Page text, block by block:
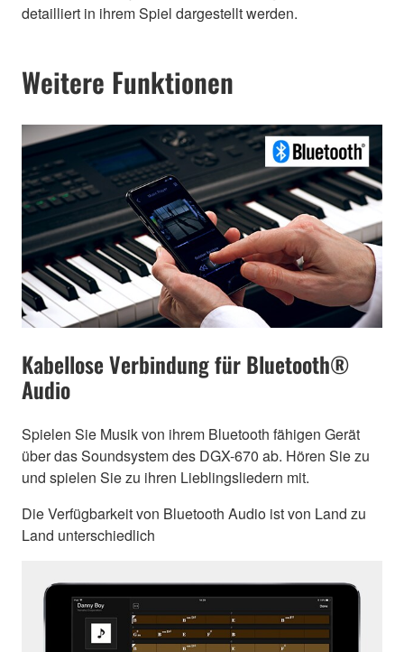
detailliert in ihrem Spiel dargestellt werden.
Weitere Funktionen
Kabellose Verbindung für Bluetooth®
Audio
Spielen Sie Musik von ihrem Bluetooth fähigen Gerät
über das Soundsystem des DGX-670 ab. Hören Sie zu
und spielen Sie zu ihren Lieblingsliedern mit.
Die Verfügbarkeit von Bluetooth Audio ist von Land zu
Land unterschiedlich